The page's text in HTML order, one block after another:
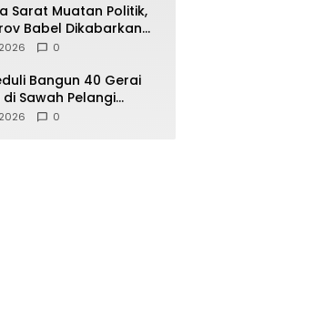
Sarat Muatan Politik,
Babel Dikabarkan
Rotasi Besar-
0
Bangun 40 Gerai
di Sawah Pelangi
Dorong
0